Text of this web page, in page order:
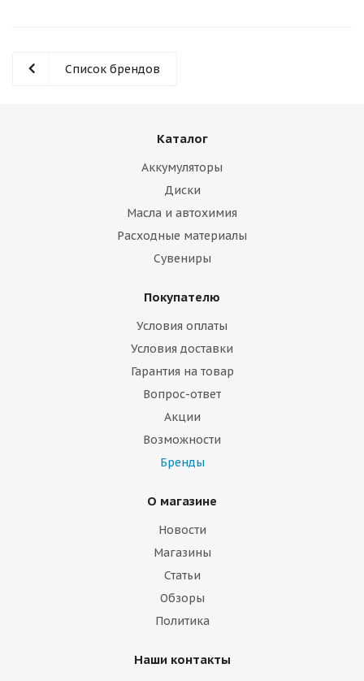
Список брендов
Каталог
Аккумуляторы
Диски
Масла и автохимия
Расходные материалы
Сувениры
Покупателю
Условия оплаты
Условия доставки
Гарантия на товар
Вопрос-ответ
Акции
Возможности
Бренды
О магазине
Новости
Магазины
Статьи
Обзоры
Политика
Наши контакты